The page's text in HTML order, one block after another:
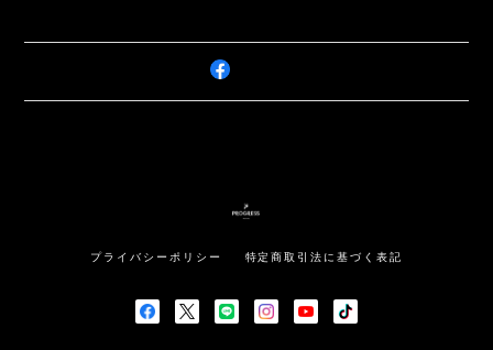
プライバシーポリシー 特定商取引法に基づく表記